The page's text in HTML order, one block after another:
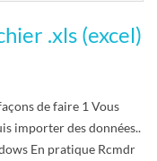
.xls (excel)
de faire 1 Vous
importer des données..
En pratique Rcmdr